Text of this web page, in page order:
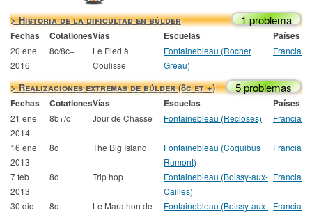
> Historia de la dificultad en búlder 1 problema
Fechas CotationesVías Escuelas Países
20 ene
2016
8c/8c+
Le Pied à
Coulisse
Fontainebleau (Rocher
Gréau)
Francia
> Realizaciones extremas de búlder (8c et +) 5 problemas
Fechas CotationesVías Escuelas Países
21 ene
2014
8b+/c Jour de Chasse Fontainebleau (Recloses) Francia
16 ene
2013
8c The Big Island
Fontainebleau (Coquibus
Rumont)
Francia
7 feb
2013
8c Trip hop
Fontainebleau (Boissy-aux-
Cailles)
Francia
30 dic
8c
Le Marathon de
Fontainebleau (Boissy-aux- Francia